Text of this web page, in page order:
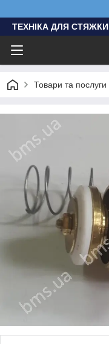
ТЕХНІКА ДЛЯ СТЯЖКИ
Товари та послуги